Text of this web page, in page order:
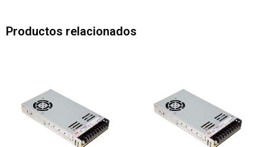
Productos relacionados